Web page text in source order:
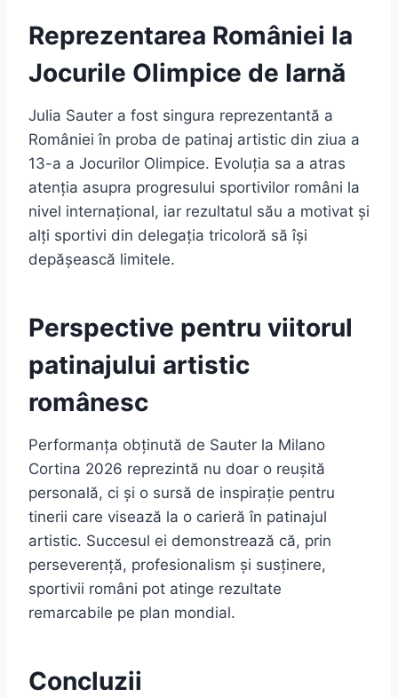
Reprezentarea României la
Jocurile Olimpice de Iarnă
Julia Sauter a fost singura reprezentantă a
României în proba de patinaj artistic din ziua a
13-a a Jocurilor Olimpice. Evoluția sa a atras
atenția asupra progresului sportivilor români la
nivel internațional, iar rezultatul său a motivat și
alți sportivi din delegația tricoloră să își
depășească limitele.
Perspective pentru viitorul
patinajului artistic
românesc
Performanța obținută de Sauter la Milano
Cortina 2026 reprezintă nu doar o reușită
personală, ci și o sursă de inspirație pentru
tinerii care visează la o carieră în patinajul
artistic. Succesul ei demonstrează că, prin
perseverență, profesionalism și susținere,
sportivii români pot atinge rezultate
remarcabile pe plan mondial.
Concluzii